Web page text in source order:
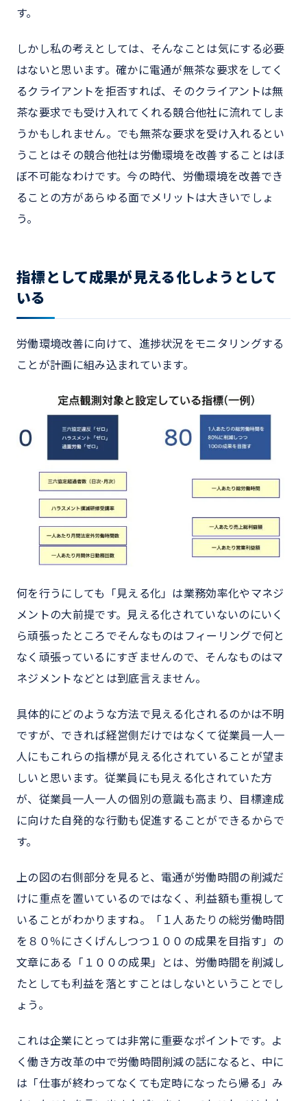
す。
しかし私の考えとしては、そんなことは気にする必要
はないと思います。確かに電通が無茶な要求をしてく
るクライアントを拒否すれば、そのクライアントは無
茶な要求でも受け入れてくれる競合他社に流れてしま
うかもしれません。でも無茶な要求を受け入れるとい
うことはその競合他社は労働環境を改善することはほ
ぼ不可能なわけです。今の時代、労働環境を改善でき
ることの方があらゆる面でメリットは大きいでしょ
う。
指標として成果が見える化しようとして
いる
労働環境改善に向けて、進捗状況をモニタリングする
ことが計画に組み込まれています。
何を行うにしても「見える化」は業務効率化やマネジ
メントの大前提です。見える化されていないのにいく
ら頑張ったところでそんなものはフィーリングで何と
なく頑張っているにすぎませんので、そんなものはマ
ネジメントなどとは到底言えません。
具体的にどのような方法で見える化されるのかは不明
ですが、できれば経営側だけではなくて従業員一人一
人にもこれらの指標が見える化されていることが望ま
しいと思います。従業員にも見える化されていた方
が、従業員一人一人の個別の意識も高まり、目標達成
に向けた自発的な行動も促進することができるからで
す。
上の図の右側部分を見ると、電通が労働時間の削減だ
けに重点を置いているのではなく、利益額も重視して
いることがわかりますね。「１人あたりの総労働時間
を８０％にさくげんしつつ１００の成果を目指す」の
文章にある「１００の成果」とは、労働時間を削減し
たとしても利益を落とすことはしないということでし
ょう。
これは企業にとっては非常に重要なポイントです。よ
く働き方改革の中で労働時間削減の話になると、中に
は「仕事が終わってなくても定時になったら帰る」み